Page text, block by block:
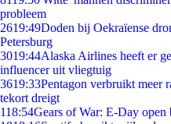
probleem
2619:49Doden bij Oekraïense
Petersburg
3019:44Alaska Airlines heeft er
influencer uit vliegtuig
3619:33Pentagon verbruikt meer
tekort dreigt
118:54Gears of War: E-Day open